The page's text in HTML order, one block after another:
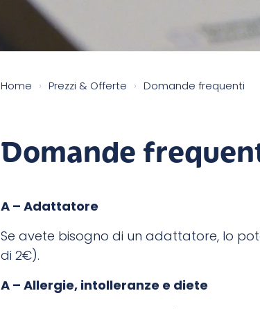
Home › Prezzi & Offerte › Domande frequenti
Domande
A – Adattatore
Se avete bisogno di un adattatore, lo
di 2€).
A – Allergie, intolleranze e diete